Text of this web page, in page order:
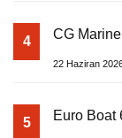
4 CG
22 Haziran
5 Euro Boat